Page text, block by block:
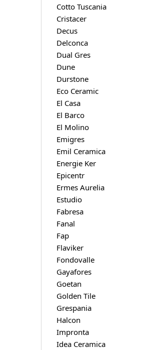
Ape Ceramica Klen
Ape Ceramica Koen
Ape Ceramica Loft
Ape Ceramica Luna Blanca
Ape Ceramica Magallanes
Ape Ceramica Mandalay
Ape Ceramica Meteoris
Ape Ceramica Metro
Ape Ceramica Moonstone
Ape Ceramica Museo
Ape Ceramica Night Lux
Ape Ceramica Onice
Ape Ceramica Oregon
Ape Ceramica Orsay
Ape Ceramica Piemonte
Ape Ceramica Silk
Ape Ceramica Silver Grey
Ape Ceramica Silver Pearl
Ape Ceramica Statuary
Ape Ceramica Stay
Ape Ceramica Taj Mahal
Ape Ceramica This Is
Ape Ceramica Tonality
Ape Ceramica Travertino
Ape Ceramica Trendy
Ape Ceramica Triana
Ape Ceramica Vita
Cotto Tuscania
Cristacer
Decus
Delconca
Dual Gres
Dune
Durstone
Eco Ceramic
El Casa
El Barco
El Molino
Emigres
Emil Ceramica
Energie Ker
Epicentr
Ermes Aurelia
Estudio
Fabresa
Fanal
Fap
Flaviker
Fondovalle
Gayafores
Goetan
Golden Tile
Grespania
Halcon
Impronta
Idea Ceramica